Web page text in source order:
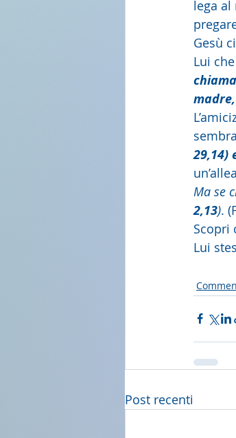
lega al
Gesù
Lui
29,14)
Ma se
2,13).
Scopri
Lui
Post recenti